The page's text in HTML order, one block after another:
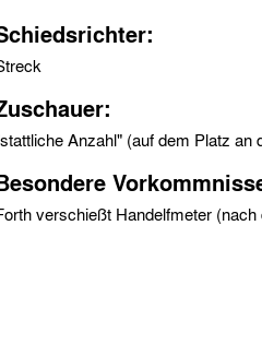
Anzahl" (auf dem Platz an
verschießt Handelfmeter (nach